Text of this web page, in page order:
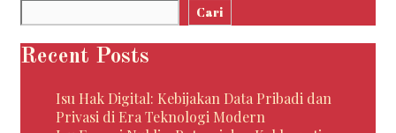
Cari
Recent Posts
Isu Hak Digital: Kebijakan Data Pribadi dan
Privasi di Era Teknologi Modern